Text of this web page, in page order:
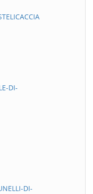
DI-
DI-